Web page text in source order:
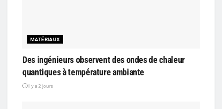
MATÉRIAUX
Des ingénieurs observent des ondes de chaleur
quantiques à température ambiante
il y a 2 jours